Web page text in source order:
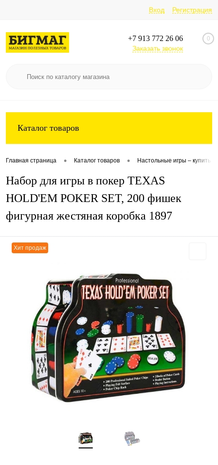
Вход Регистрация
+7 913 772 26 06
Заказать звонок
0
Каталог товаров
Главная страница • Каталог товаров • Настольные игры – купить
Набор для игры в покер TEXAS
HOLD'EM POKER SET, 200 фишек
фигурная жестяная коробка 1897
Хит продаж